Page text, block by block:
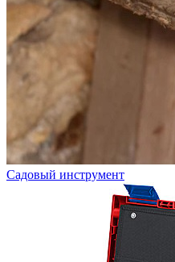
Садовый инструмент